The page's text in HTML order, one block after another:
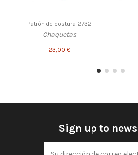
Patrón de costura 2732
Chaquetas
23,00 €
Sign up to